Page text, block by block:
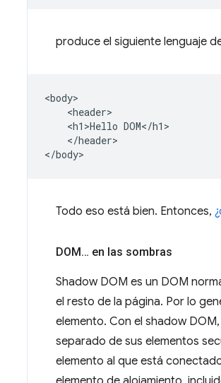
produce el siguiente lenguaje
<body>
    <header>
    <h1>Hello DOM</h1>
    </header>
Todo eso está bien. Entonces,
DOM… en las sombras
Shadow DOM es un DOM
el resto de la página. Por lo
elemento. Con el shadow
separado de sus elementos
elemento al que está